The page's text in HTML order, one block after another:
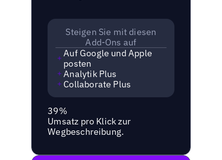
Steigen Sie mit diesen
Add-Ons auf
Auf Google und Apple
posten
Analytik Plus
Collaborate Plus
39%
Umsatz pro Klick zur
Wegbeschreibung.